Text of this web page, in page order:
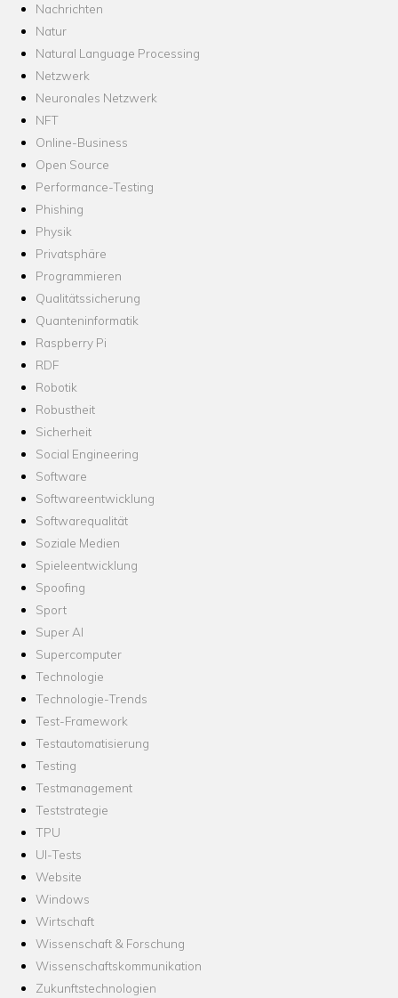
Nachrichten
Natur
Natural Language Processing
Netzwerk
Neuronales Netzwerk
NFT
Online-Business
Open Source
Performance-Testing
Phishing
Physik
Privatsphäre
Programmieren
Qualitätssicherung
Quanteninformatik
Raspberry Pi
RDF
Robotik
Robustheit
Sicherheit
Social Engineering
Software
Softwareentwicklung
Softwarequalität
Soziale Medien
Spieleentwicklung
Spoofing
Sport
Super AI
Supercomputer
Technologie
Technologie-Trends
Test-Framework
Testautomatisierung
Testing
Testmanagement
Teststrategie
TPU
UI-Tests
Website
Windows
Wirtschaft
Wissenschaft & Forschung
Wissenschaftskommunikation
Zukunftstechnologien